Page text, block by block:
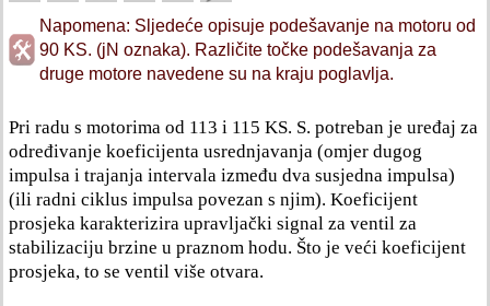
Napomena: Sljedeće opisuje podešavanje na motoru od
90 KS. (jN oznaka). Različite točke podešavanja za
druge motore navedene su na kraju poglavlja.
Pri radu s motorima od 113 i 115 KS. S. potreban je uređaj za
određivanje koeficijenta usrednjavanja (omjer dugog
impulsa i trajanja intervala između dva susjedna impulsa)
(ili radni ciklus impulsa povezan s njim). Koeficijent
prosjeka karakterizira upravljački signal za ventil za
stabilizaciju brzine u praznom hodu. Što je veći koeficijent
prosjeka, to se ventil više otvara.